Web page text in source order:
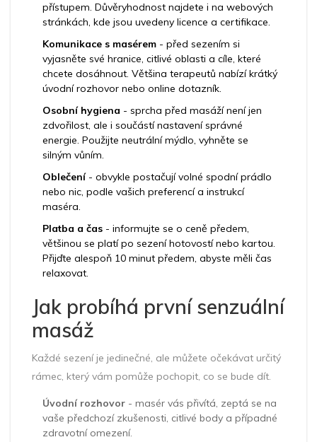
přístupem. Důvěryhodnost najdete i na webových
stránkách, kde jsou uvedeny licence a certifikace.
Komunikace s masérem - před sezením si
vyjasněte své hranice, citlivé oblasti a cíle, které
chcete dosáhnout. Většina terapeutů nabízí krátký
úvodní rozhovor nebo online dotazník.
Osobní hygiena - sprcha před masáží není jen
zdvořilost, ale i součástí nastavení správné
energie. Použijte neutrální mýdlo, vyhněte se
silným vůním.
Oblečení- obvykle postačují volné spodní prádlo
nebo nic, podle vašich preferencí a instrukcí
maséra.
Platba a čas - informujte se o ceně předem,
většinou se platí po sezení hotovostí nebo kartou.
Přijďte alespoň 10 minut předem, abyste měli čas
relaxovat.
Jak probíhá první senzuální
masáž
Každé sezení je jedinečné, ale můžete očekávat určitý
rámec, který vám pomůže pochopit, co se bude dít.
Úvodní rozhovor - masér vás přivítá, zeptá se na
vaše předchozí zkušenosti, citlivé body a případné
zdravotní omezení.